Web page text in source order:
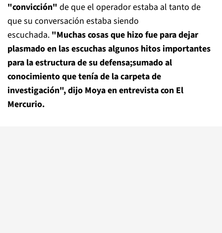
"convicción" de que el operador estaba al tanto de
que su conversación estaba siendo
escuchada. "Muchas cosas que hizo fue para dejar
plasmado en las escuchas algunos hitos importantes
para la estructura de su defensa;sumado al
conocimiento que tenía de la carpeta de
investigación", dijo Moya en entrevista con El
Mercurio.